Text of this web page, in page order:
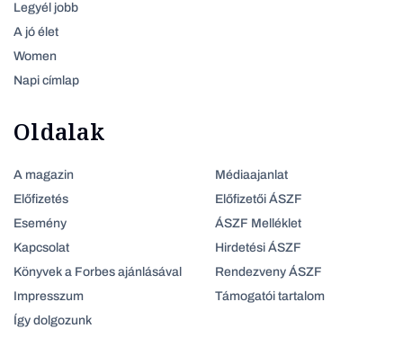
Legyél jobb
A jó élet
Women
Napi címlap
Oldalak
A magazin
Előfizetés
Esemény
Kapcsolat
Könyvek a Forbes ajánlásával
Impresszum
Így dolgozunk
Médiaajanlat
Előfizetői ÁSZF
ÁSZF Melléklet
Hirdetési ÁSZF
Rendezveny ÁSZF
Támogatói tartalom